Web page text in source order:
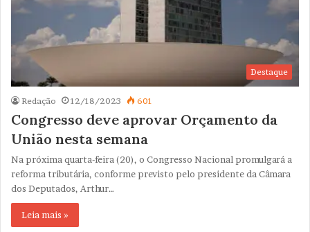
Destaque
Redação 12/18/2023 601
Congresso deve aprovar Orçamento da
União nesta semana
Na próxima quarta-feira (20), o Congresso Nacional promulgará a
reforma tributária, conforme previsto pelo presidente da Câmara
dos Deputados, Arthur…
Leia mais »